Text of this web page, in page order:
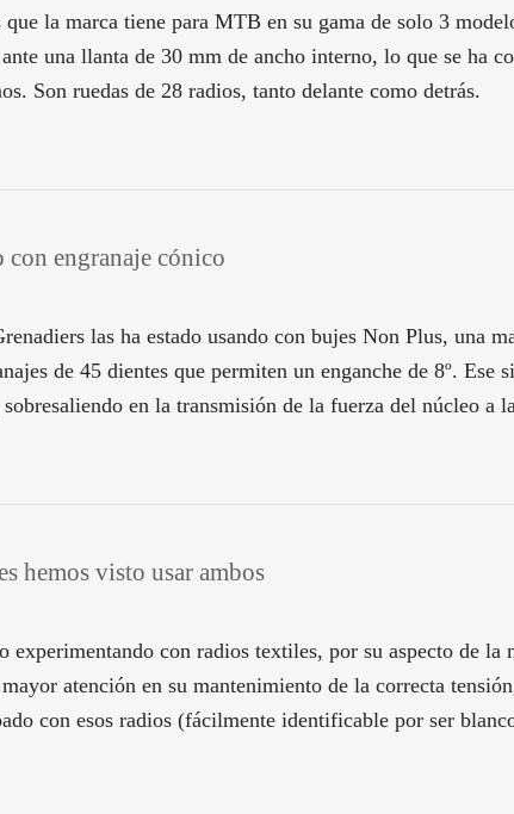
la marca tiene para MTB en su gama de solo 3
una llanta de 30 mm de ancho interno, lo que se ha
Son ruedas de 28 radios, tanto delante como detrás.
engranaje cónico
las ha estado usando con bujes Non Plus, una
de 45 dientes que permiten un enganche de 8º.
en la transmisión de la fuerza del núcleo a
hemos visto usar ambos
experimentando con radios textiles, por su aspecto de
atención en su mantenimiento de la correcta
con esos radios (fácilmente identificable por ser